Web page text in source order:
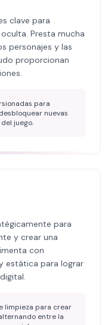
clave para
Presta mucha
personajes y las
proporcionan
para
nuevas
juego.
para
y crear una
con
estática para lograr
limpieza para crear
entre la